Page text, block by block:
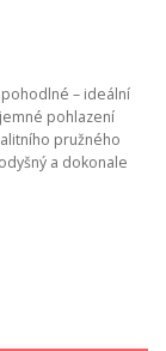
– ideální
pohlazení
pružného
a dokonale